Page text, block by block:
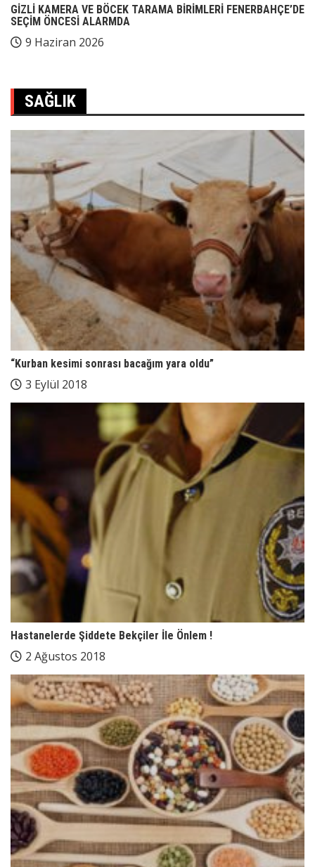
GİZLİ KAMERA VE BÖCEK TARAMA BİRİMLERİ FENERBAHÇE’DE
SEÇİM ÖNCESİ ALARMDA
9 Haziran 2026
SAĞLIK
“Kurban kesimi sonrası bacağım yara oldu”
3 Eylül 2018
Hastanelerde Şiddete Bekçiler İle Önlem !
2 Ağustos 2018